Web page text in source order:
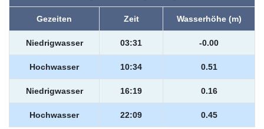
Gezeiten Zeit Wasserhöhe (m)
Niedrigwasser 03:31 -0.00
Hochwasser 10:34 0.51
Niedrigwasser 16:19 0.16
Hochwasser 22:09 0.45